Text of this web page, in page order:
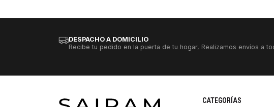
DESPACHO A DOMICILIO
Recibe tu pedido en la puerta de tu hogar, Realizamos envíos a
CATEGORÍAS